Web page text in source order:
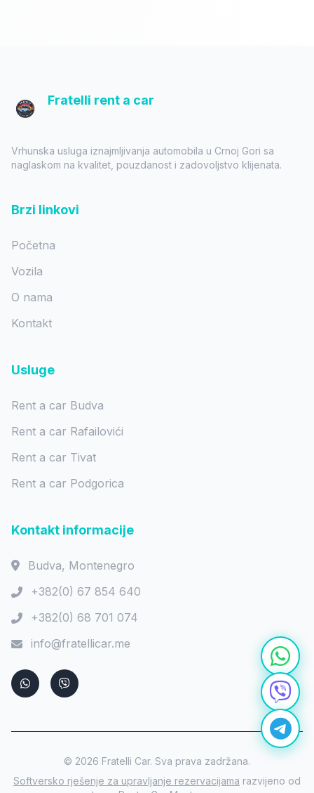
Fratelli rent a car
Vrhunska usluga iznajmljivanja automobila u Crnoj Gori sa
naglaskom na kvalitet, pouzdanost i zadovoljstvo klijenata.
Brzi linkovi
Početna
Vozila
O nama
Kontakt
Usluge
Rent a car Budva
Rent a car Rafailovići
Rent a car Tivat
Rent a car Podgorica
Kontakt informacije
Budva, Montenegro
+382(0) 67 854 640
+382(0) 68 701 074
info@fratellicar.me
© 2026 Fratelli Car. Sva prava zadržana.
Softversko rješenje za upravljanje rezervacijama razvijeno od